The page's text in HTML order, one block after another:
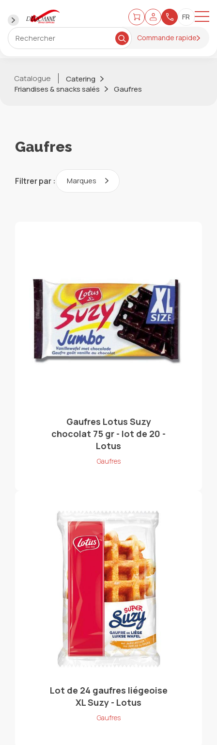
Commande rapide
Catalogue
Catering
Friandises & snacks salés
Gaufres
Gaufres
Filtrer par : Marques
Gaufres Lotus Suzy
chocolat 75 gr - lot de 20 -
Lotus
Gaufres
Lot de 24 gaufres liégeoise
XL Suzy - Lotus
Gaufres